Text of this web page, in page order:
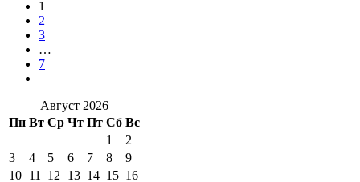
1
2
3
…
7
Август 2026
Пн Вт Ср Чт Пт Сб Вс
1
2
3
4 5 6 7 8
9
10 11 12 13 14 15 16